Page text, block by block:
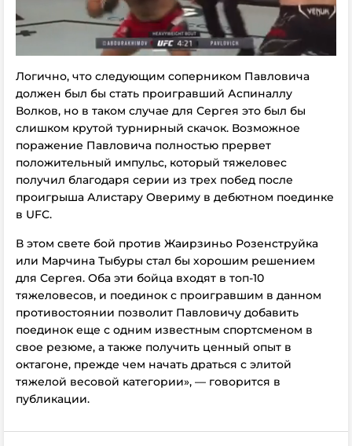
Логично, что следующим соперником Павловича
должен был бы стать проигравший Аспиналлу
Волков, но в таком случае для Сергея это был бы
слишком крутой турнирный скачок. Возможное
поражение Павловича полностью прервет
положительный импульс, который тяжеловес
получил благодаря серии из трех побед после
проигрыша Алистару Овериму в дебютном поединке
в UFC.
В этом свете бой против Жаирзиньо Розенструйка
или Марчина Тыбуры стал бы хорошим решением
для Сергея. Оба эти бойца входят в топ-10
тяжеловесов, и поединок с проигравшим в данном
противостоянии позволит Павловичу добавить
поединок еще с одним известным спортсменом в
свое резюме, а также получить ценный опыт в
октагоне, прежде чем начать драться с элитой
тяжелой весовой категории», — говорится в
публикации.